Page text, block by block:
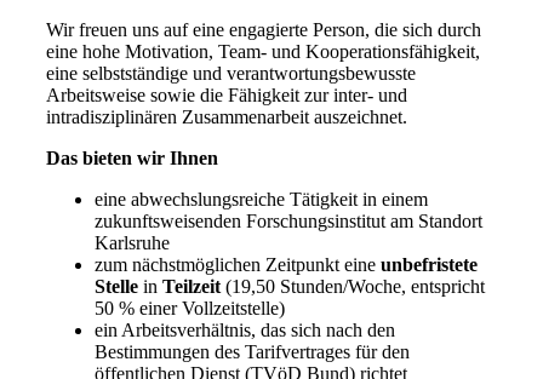
Wir freuen uns auf eine engagierte Person, die sich durch
eine hohe Motivation, Team- und Kooperationsfähigkeit,
eine selbstständige und verantwortungsbewusste
Arbeitsweise sowie die Fähigkeit zur inter- und
intradisziplinären Zusammenarbeit auszeichnet.
Das bieten wir Ihnen
eine abwechslungsreiche Tätigkeit in einem
zukunftsweisenden Forschungsinstitut am Standort
Karlsruhe
zum nächstmöglichen Zeitpunkt eine unbefristete
Stellein Teilzeit(19,50 Stunden/Woche, entspricht
50 % einer Vollzeitstelle)
ein Arbeitsverhältnis, das sich nach den
Bestimmungen des Tarifvertrages für den
öffentlichen Dienst (TVöD Bund) richtet